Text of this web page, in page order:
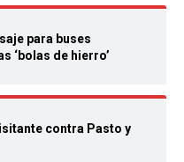
para buses
‘bolas de hierro’
contra Pasto y